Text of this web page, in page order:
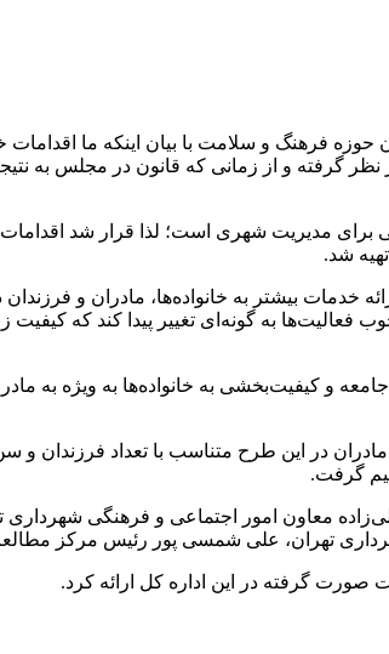
فرهنگ و سلامت با بیان اینکه ما اقدامات
گرفته و از زمانی که قانون در مجلس به
مدیریت شهری است؛ لذا قرار شد
شد.
خدمات بیشتر به خانواده‌ها، مادران و
فعالیت‌ها به گونه‌ای تغییر پیدا کند که
و کیفیت‌بخشی به خانواده‌ها به ویژه به
در این طرح متناسب با تعداد فرزندان
گرفت.
معاون امور اجتماعی و فرهنگی
تهران، علی شمسی پور رئیس مرکز
گرفته در این اداره کل ارائه کرد.